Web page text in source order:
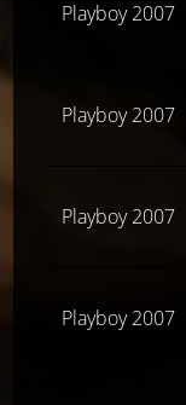
Playboy 2007
Playboy 2007
Playboy 2007
Playboy 2007